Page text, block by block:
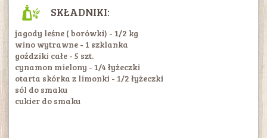
SKŁADNIKI:
jagody leśne ( borówki) - 1/2 kg
wino wytrawne - 1 szklanka
goździki całe - 5 szt.
cynamon mielony - 1/4 łyżeczki
otarta skórka z limonki - 1/2 łyżeczki
sól do smaku
cukier do smaku